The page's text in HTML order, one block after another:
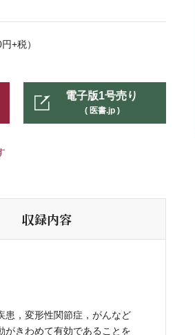
+税）
電子版1号売り
( 医書.jp )
収録内容
，変形性関節症，がんなど
がきわめて有効であることを